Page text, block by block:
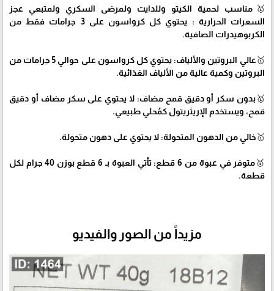
🥇مناسب لحمية الكيتو وللدايت ولمرضى السكري ولمتبعي عجز
السعرات الحرارية : يحتوي كل كرواسون على 3 جرامات فقط من
الكربوهيدرات الصافية.
🥇عالي البروتين والألياف: يحتوي كل كرواسون على حوالي 5 جرامات من
البروتين وكمية عالية من الألياف الغذائية.
🥇بدون سكر أو دقيق قمح مضاف: لا يحتوي على سكر مضاف أو دقيق
قمح، ويستخدم الإريثريتول كمُحلي طبيعي.
🥇خالي من الدهون المتحولة: لا يحتوي على دهون متحولة.
🥇متوفر في عبوة من 6 قطع: تأتي العبوة بـ 6 قطع بوزن 40 جرام لكل
قطعة.
مزيداً من الصور والفيديو